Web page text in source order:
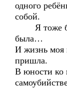
одного
собой.
Я тоже
была…
И жизнь моя
пришла.
В юности ко